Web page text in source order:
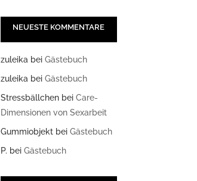
NEUESTE KOMMENTARE
zuleika beiGästebuch
zuleika beiGästebuch
Stressbällchen beiCare-
Dimensionen von Sexarbeit
Gummiobjekt beiGästebuch
P. beiGästebuch